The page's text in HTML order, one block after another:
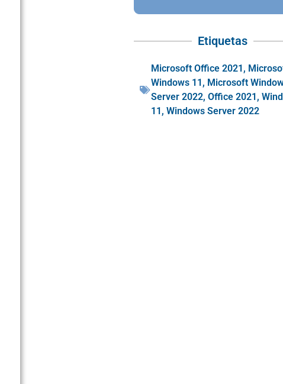
Etiquetas
Microsoft Office 2021,
Windows 11, Microsoft
Server 2022,Office 2021,
11,Windows Server 2022